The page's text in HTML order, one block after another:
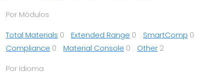
Por Módulos
Total Materials 0 Extended Range 0 SmartComp 0
Compliance 0 Material Console 0 Other 2
Por Idioma